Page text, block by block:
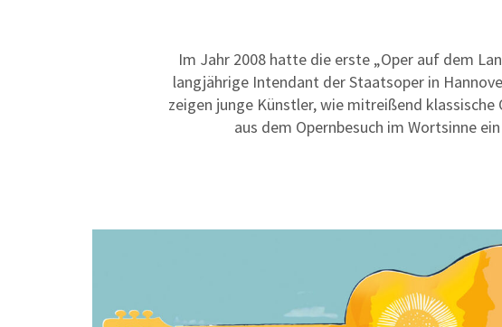
Im Jahr 2008 hatte die erste „Oper auf dem
langjährige Intendant der Staatsoper in
zeigen junge Künstler, wie mitreißend
aus dem Opernbesuch im Wortsinne